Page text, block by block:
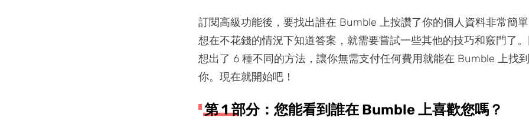
訂閱高級功能後，要找出誰在 Bumble 上按讚了你的個人資料非常簡
想在不花錢的情況下知道答案，就需要嘗試一些其他的技巧和竅門了
想出了 6 種不同的方法，讓你無需支付任何費用就能在 Bumble 上找
你。現在就開始吧！
第 1 部分：您能看到誰在 Bumble 上喜歡您嗎？